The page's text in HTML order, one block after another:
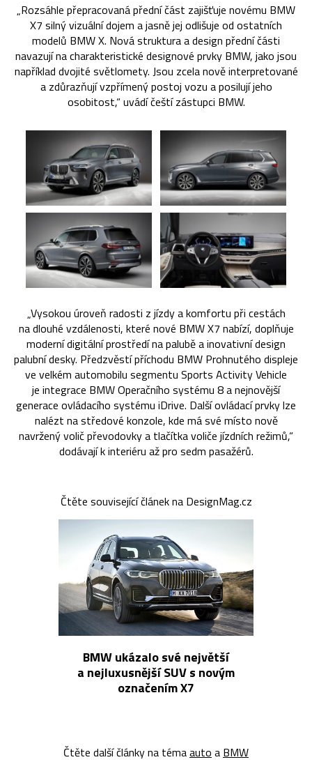
„Rozsáhle přepracovaná přední část zajišťuje novému BMW
X7 silný vizuální dojem a jasně jej odlišuje od ostatních
modelů BMW X. Nová struktura a design přední části
navazují na charakteristické designové prvky BMW, jako jsou
například dvojité světlomety. Jsou zcela nově interpretované
a zdůrazňují vzpřímený postoj vozu a posilují jeho
osobitost,“ uvádí čeští zástupci BMW.
„Vysokou úroveň radosti z jízdy a komfortu při cestách
na dlouhé vzdálenosti, které nové BMW X7 nabízí, doplňuje
moderní digitální prostředí na palubě a inovativní design
palubní desky. Předzvěstí příchodu BMW Prohnutého displeje
ve velkém automobilu segmentu Sports Activity Vehicle
je integrace BMW Operačního systému 8 a nejnovější
generace ovládacího systému iDrive. Další ovládací prvky lze
nalézt na středové konzole, kde má své místo nově
navržený volič převodovky a tlačítka voliče jízdních režimů,“
dodávají k interiéru až pro sedm pasažérů.
Čtěte související článek na DesignMag.cz
BMW ukázalo své největší
a nejluxusnější SUV s novým
označením X7
Čtěte další články na témaauto a BMW